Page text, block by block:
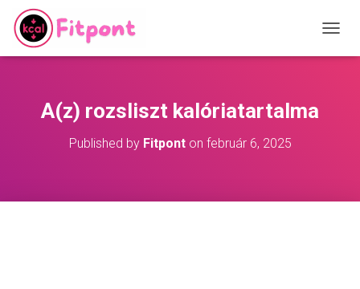
O
A(z) rozsliszt kalóriatartalma
Published by Fitponton február 6, 2025